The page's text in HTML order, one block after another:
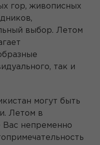
гор, живописных
выбор. Летом
так и
могут быть
Летом в
Вас непременно